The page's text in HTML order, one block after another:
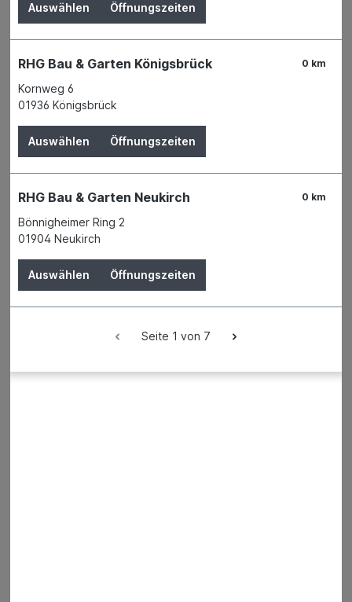
Estrichvergütungen
Schalungsmittel und Reinigungsmittel
Dichtmörtel und Schnellmörtel
Bimssteine und Betonsteine
Kalksandsteine
Porenbeton Steine
Hintermauerziegel
Schaltafeln und Schalung Sichtbeton
Fassaden und Kleinteile Betonbau
Gleitfolien und Fugenbänder
Auswählen Öffnungszeiten
0 km
RHG Bau & Garten Königsbrück
Kornweg 6
01936 Königsbrück
Auswählen Öffnungszeiten
0 km
RHG Bau & Garten Neukirch
Bönnigheimer Ring 2
01904 Neukirch
Auswählen Öffnungszeiten
Seite 1 von 7